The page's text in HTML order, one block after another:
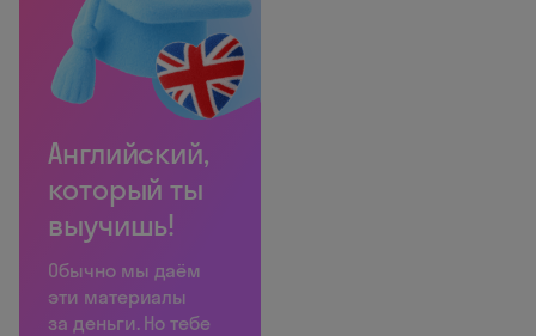
Английский,
который ты
выучишь!
Обычно мы даём
эти материалы
за деньги. Но тебе